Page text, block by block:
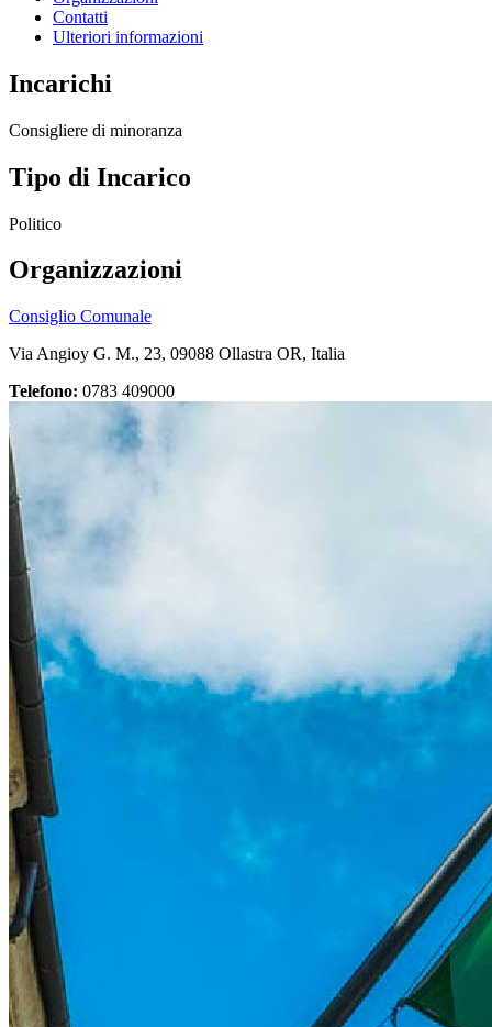
Contatti
Ulteriori informazioni
Incarichi
Consigliere di minoranza
Tipo di Incarico
Politico
Organizzazioni
Consiglio Comunale
Via Angioy G. M., 23, 09088 Ollastra OR, Italia
Telefono: 0783 409000